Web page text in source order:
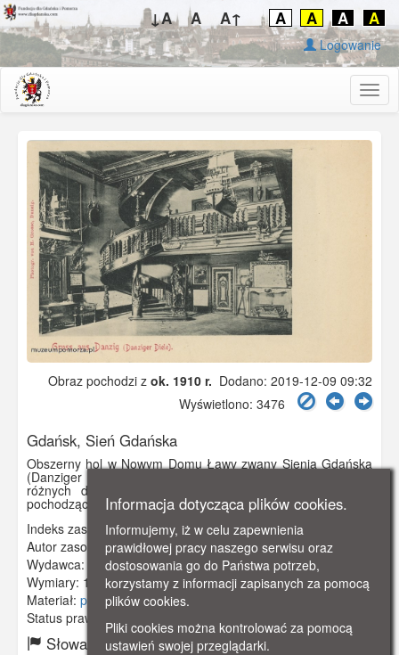
↓A A A↑ A A A A
Logowanie
Obraz pochodzi z ok. 1910 r. Dodano: 2019-12-09 09:32
Wyświetlono: 3476
Gdańsk, Sień Gdańska
Obszerny hol w Nowym Domu Ławy zwany Sienią Gdańską
(Danziger Diele), służył od 1901 r. jako miejsce ekspozycji
różnych dzieł gdańskich rzemieślników, w sporej części
pochodzące kolekcji Lessera Giełdzińskiego.
Indeks zasobu:GSP02167
Autor zasobu:H. von Grosse
Wydawca:
H. von Grosse Danzig
Wymiary: 140 x 90 mm
Materiał: pocztówka
Status prawny:
Słowa kluczowe:
Informacja dotycząca plików cookies.
Informujemy, iż w celu zapewnienia
prawidłowej pracy naszego serwisu oraz
dostosowania go do Państwa potrzeb,
korzystamy z informacji zapisanych za pomocą
plików cookies.
Pliki cookies można kontrolować za pomocą
ustawień swojej przeglądarki.